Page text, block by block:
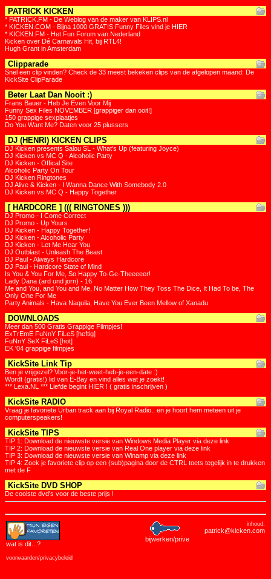
PATRICK KICKEN
* PATRICK.FM - De Weblog van de maker van KLIPS.nl
* KICKEN.COM - Bijna 1000 GRATIS Funny Files vind je HIER
* KICKEN.FM - Het Fun Forum van Nederland
Kicken over Dé Carnavals Hit, bij RTL4!
Hugh Grant in Amsterdam
Clipparade
Snel een clip vinden? Check de 33 meest bekeken clips van de afgelopen maand: De
KickSite ClipParade
Beter Laat Dan Nooit :)
Frans Bauer - Heb Je Even Voor Mij
Funny Sex Files NOVEMBER [grappiger dan ooit!]
150 grappige sexplaatjes
Do You Want Me? Daten voor 25 plussers
DJ (HENRI) KICKEN CLIPS
DJ Kicken presents Salou SL - What's Up (featuring Joyce)
DJ Kicken vs MC Q - Alcoholic Party
DJ Kicken - Offical Site
Alcoholic Party On Tour
DJ Kicken Ringtones
DJ Alive & Kicken - I Wanna Dance With Somebody 2.0
DJ Kicken vs MC Q - Happy Together
[ HARDCORE ] ((( RINGTONES )))
DJ Promo - I Come Correct
DJ Promo - Up Yours
DJ Kicken - Happy Together!
DJ Kicken - Alcoholic Party
DJ Kicken - Let Me Hear You
DJ Outblast - Unleash The Beast
DJ Paul - Always Hardcore
DJ Paul - Hardcore State of Mind
Is You & You For Me, So Happy To-Ge-Theeeeer!
Lady Dana (ard und jorn) - 16
Me and You, and You and Me, No Matter How They Toss The Dice, It Had To be, The
Only One For Me
Party Animals - Hava Naquila, Have You Ever Been Mellow of Xanadu
DOWNLOADS
Meer dan 500 Gratis Grappige Filmpjes!
ExTrEmE FuNnY FiLeS [heftig]
FuNnY SeX FiLeS [hot]
EK '04 grappige filmpjes
KickSite Link Tip
Ben je vrijgezel? Voor-je-het-weet-heb-je-een-date :)
Wordt (gratis!) lid van E-Bay en vind alles wat je zoekt!
*** Lexa.NL *** Liefde begint HIER ! ( gratis inschrijven )
KickSite RADIO
Vraag je favoriete Urban track aan bij Royal Radio.. en je hoort hem meteen uit je
computerspeakers!
KickSite TIPS
TIP 1: Download de nieuwste versie van Windows Media Player via deze link
TIP 2: Download de nieuwste versie van Real One player via deze link
TIP 3: Download de nieuwste versie van Winamp via deze link
TIP 4: Zoek je favoriete clip op een (sub)pagina door de CTRL toets tegelijk in te drukken
met de F
KickSite DVD SHOP
De coolste dvd's voor de beste prijs !
wat is dit ...?
voorwaarden/privacybeleid
bijwerken/prive
inhoud:
patrick@kicken.com